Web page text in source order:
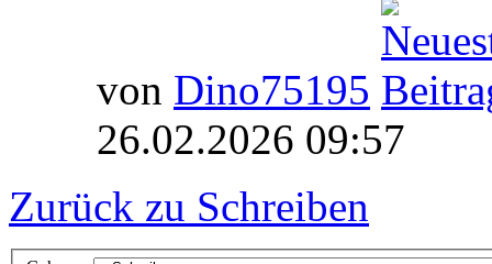
von Dino75195
26.02.2026 09:57
Zurück zu Schreiben